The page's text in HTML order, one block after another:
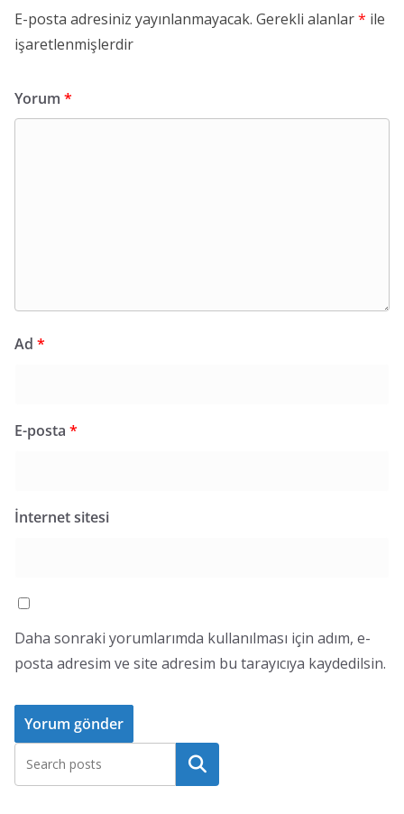
E-posta adresiniz yayınlanmayacak. Gerekli alanlar* ile
işaretlenmişlerdir
Yorum *
Ad *
E-posta *
İnternet sitesi
Daha sonraki yorumlarımda kullanılması için adım, e-
posta adresim ve site adresim bu tarayıcıya kaydedilsin.
Ara